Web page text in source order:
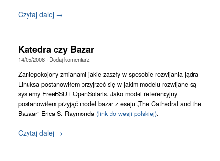
Czytaj dalej →
Katedra czy Bazar
14/05/2008· Dodaj komentarz
Zaniepokojony zmianami jakie zaszły w sposobie rozwijania jądra
Linuksa postanowiłem przyjrzeć się w jakim modelu rozwijane są
systemy FreeBSD i OpenSolaris. Jako model referencyjny
postanowiłem przyjąć model bazar z eseju „The Cathedral and the
Bazaar” Erica S. Raymonda (link do wesji polskiej).
Czytaj dalej →